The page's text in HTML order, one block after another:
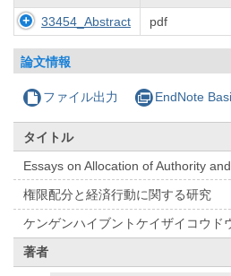
33454_Abstract pdf
論文情報
ファイル出力 EndNote
タイトル
Essays on Allocation of Authority
権限配分と経済行動に関する研究
ケンゲンハイブントケイザイコウド
著者